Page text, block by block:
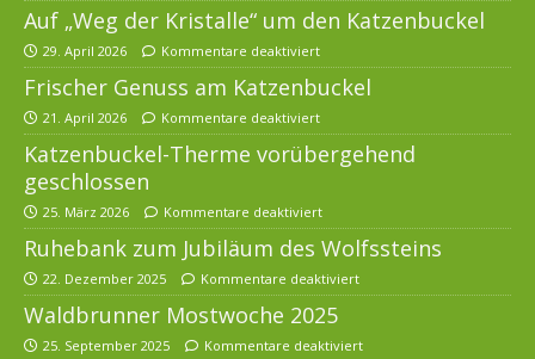
Auf „Weg der Kristalle“ um den Katzenbuckel
29. April 2026 Kommentare deaktiviert
Frischer Genuss am Katzenbuckel
21. April 2026 Kommentare deaktiviert
Katzenbuckel-Therme vorübergehend
geschlossen
25. März 2026 Kommentare deaktiviert
Ruhebank zum Jubiläum des Wolfssteins
22. Dezember 2025 Kommentare deaktiviert
Waldbrunner Mostwoche 2025
25. September 2025 Kommentare deaktiviert